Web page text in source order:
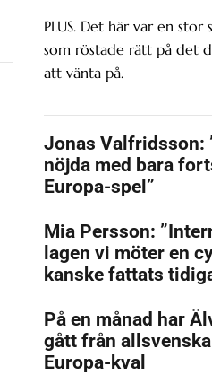
PLUS. Det här var en stor
som röstade rätt på det
att vänta på.
Jonas Valfridsson:
nöjda med bara
Europa-spel”
Mia Persson:
lagen vi möter en
kanske fattats
På en månad har
gått från allsvenska
Europa-kval